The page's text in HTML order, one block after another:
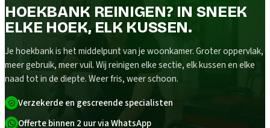
HOEKBANK REINIGEN? IN SNEEK
ELKE HOEK, ELK KUSSEN.
Je hoekbank is het middelpunt van je woonkamer. Groter oppervlak,
meer gebruik, meer vuil. Wij reinigen elke sectie, elk kussen en elke
naad tot in de diepte. Weer fris, weer schoon.
Verzekerde en gescreende specialisten
Offerte binnen 2 uur via WhatsApp